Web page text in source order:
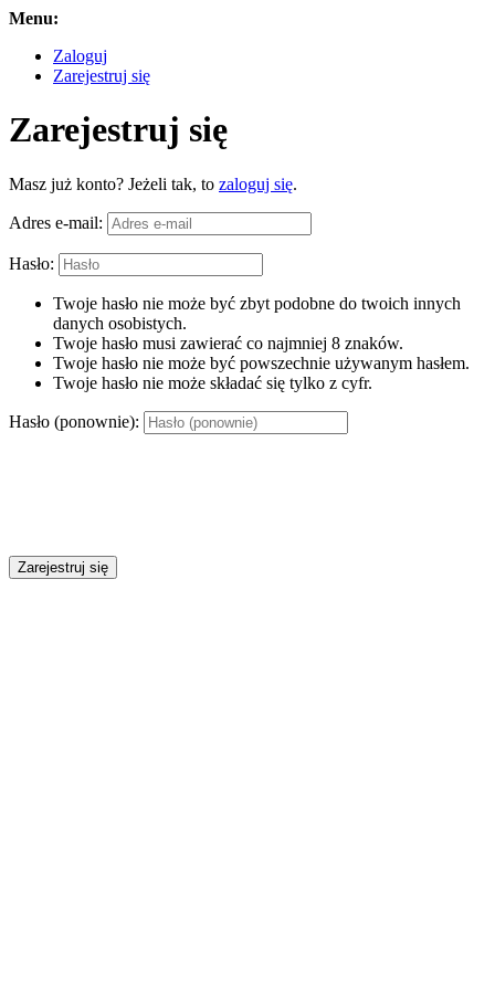
Menu:
Zaloguj
Zarejestruj się
Zarejestruj się
Masz już konto? Jeżeli tak, to zaloguj się.
Adres e-mail:
Hasło:
Twoje hasło nie może być zbyt podobne do twoich innych
danych osobistych.
Twoje hasło musi zawierać co najmniej 8 znaków.
Twoje hasło nie może być powszechnie używanym hasłem.
Twoje hasło nie może składać się tylko z cyfr.
Hasło (ponownie):
Zarejestruj się